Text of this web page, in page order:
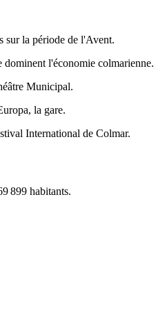
sur la période de l'Avent.
l'économie colmarienne.
Municipal.
la gare.
International de Colmar.
899 habitants.